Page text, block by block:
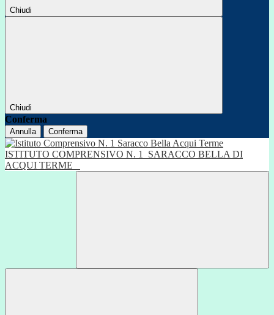
Chiudi
Chiudi
Conferma
Annulla Conferma
ISTITUTO COMPRENSIVO N. 1
SARACCO BELLA DI
ACQUI TERME